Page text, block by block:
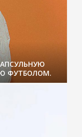
ФУТБОЛОМ.